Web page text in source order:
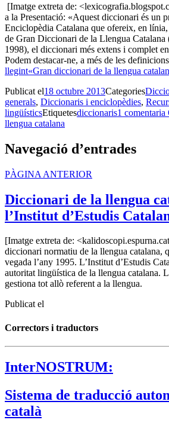
[Imatge extreta de:
a la Presentació: «Aquest diccionari és un
Enciclopèdia Catalana que ofereix, en
de Gran Diccionari de la Llengua Catalana
1998), el diccionari més extens i complet
Podem destacar-ne, a més de les
llegint«Gran diccionari de la llengua
Publicat el18 octubre 2013Categories
generals, Diccionaris i enciclopèdies,
lingüísticsEtiquetesdiccionaris1 comentaria
llengua catalana
Navegació d’entrades
PÀGINA ANTERIOR
Diccionari de la llengua
l’Institut d’Estudis
[Imatge extreta de:
diccionari normatiu de la llengua catalana,
vegada l’any 1995. L’Institut d’Estudis
autoritat lingüística de la llengua catalana.
gestiona tot allò referent a la llengua.
Publicat el
Correctors i traductors
InterNOSTRUM:
Sistema de traducció
català